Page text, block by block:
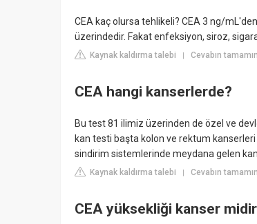
CEA kaç olursa tehlikeli? CEA 3 ng/
üzerindedir. Fakat enfeksiyon, siroz,
Kaynak kaldırma talebi | Cevabın
CEA hangi kanserlerde?
Bu test 81 ilimiz üzerinden de özel ve
kan testi başta kolon ve rektum
sindirim sistemlerinde meydana gelen
Kaynak kaldırma talebi | Cevabın
CEA yüksekliği kanser